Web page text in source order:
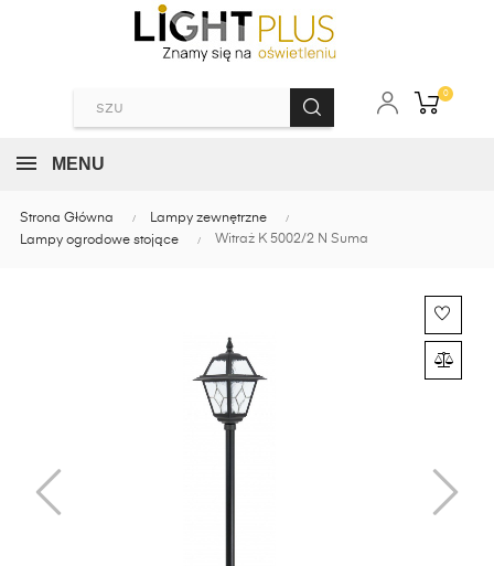
0
MENU
Strona Główna
Lampy zewnętrzne
Lampy ogrodowe stojące
Witraż K 5002/2 N Suma